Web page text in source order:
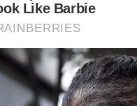
Isu sijil halal: Teresa
SKMM sedia bantu
[VIDEO] Pas selar
langgar undang-